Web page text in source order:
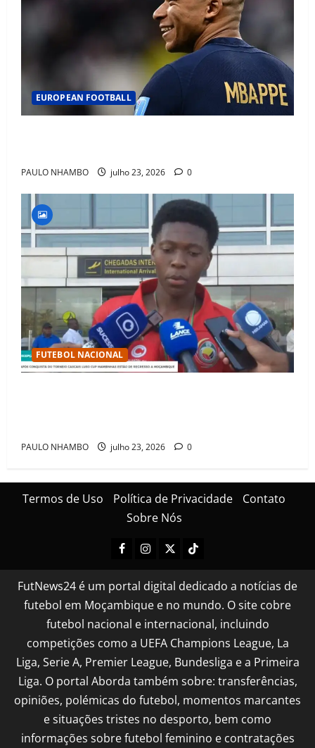
EUROPEAN FOOTBALL
PAULO NHAMBO julho 23, 2026 0
FUTEBOL NACIONAL
PAULO NHAMBO julho 23, 2026 0
Termos de Uso Política de Privacidade
Contato
Sobre Nós
FutNews24 é um portal digital dedicado a notícias de
futebol em Moçambique e no mundo. O site cobre
futebol nacional e internacional, incluindo
competições como a UEFA Champions League, La
Liga, Serie A, Premier League, Bundesliga e a Primeira
Liga. O portal Aborda também sobre: transferências,
opiniões, polémicas do futebol, momentos marcantes
e situações tristes no desporto, bem como
informações sobre futebol feminino e contratações